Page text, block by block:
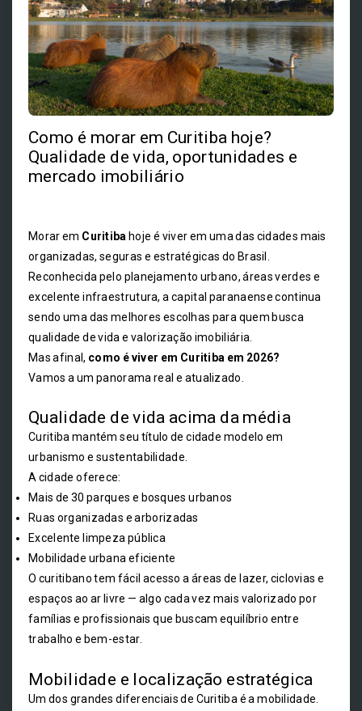
Como é morar em Curitiba hoje?
Qualidade de vida, oportunidades e
mercado imobiliário
Morar em Curitiba hoje é viver em uma das cidades mais
organizadas, seguras e estratégicas do Brasil.
Reconhecida pelo planejamento urbano, áreas verdes e
excelente infraestrutura, a capital paranaense continua
sendo uma das melhores escolhas para quem busca
qualidade de vida e valorização imobiliária.
Mas afinal, como é viver em Curitiba em 2026?
Vamos a um panorama real e atualizado.
Qualidade de vida acima da média
Curitiba mantém seu título de cidade modelo em
urbanismo e sustentabilidade.
A cidade oferece:
Mais de 30 parques e bosques urbanos
Ruas organizadas e arborizadas
Excelente limpeza pública
Mobilidade urbana eficiente
O curitibano tem fácil acesso a áreas de lazer, ciclovias e
espaços ao ar livre — algo cada vez mais valorizado por
famílias e profissionais que buscam equilíbrio entre
trabalho e bem-estar.
Mobilidade e localização estratégica
Um dos grandes diferenciais de Curitiba é a mobilidade.